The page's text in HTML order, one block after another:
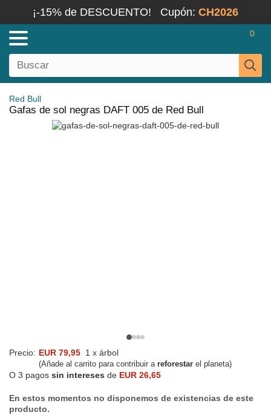
¡-15% de DESCUENTO! Cupón: CH2026
0
Red Bull
Gafas de sol negras DAFT 005 de Red Bull
Precio: EUR 79,95 1 x árbol
(Añade al carrito para contribuir a reforestar el planeta)
O 3 pagos sin intereses de EUR 26,65
En estos momentos no disponemos de existencias de este
producto.